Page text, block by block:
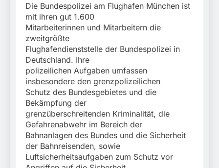
Die Bundespolizei am Flughafen München ist
mit ihren gut 1.600
Mitarbeiterinnen und Mitarbeitern die
zweitgrößte
Flughafendienststelle der Bundespolizei in
Deutschland. Ihre
polizeilichen Aufgaben umfassen
insbesondere den grenzpolizeilichen
Schutz des Bundesgebietes und die
Bekämpfung der
grenzüberschreitenden Kriminalität, die
Gefahrenabwehr im Bereich der
Bahnanlagen des Bundes und die Sicherheit
der Bahnreisenden, sowie
Luftsicherheitsaufgaben zum Schutz vor